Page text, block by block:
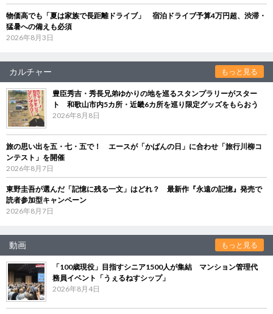
物価高でも「夏は家族で長距離ドライブ」 宿泊ドライブ予算4万円超、渋滞・
猛暑への備えも必須
2026年8月3日
カルチャー もっと見る
豊臣秀吉・秀長兄弟ゆかりの地を巡るスタンプラリーがスター
ト 和歌山市内5カ所・近畿6カ所を巡り限定グッズをもらおう
2026年8月8日
旅の思い出を五・七・五で！ エースが「かばんの日」に合わせ「旅行川柳コ
ンテスト」を開催
2026年8月7日
東野圭吾が選んだ「記憶に残る一文」はどれ？ 最新作『永遠の記憶』発売で
読者参加型キャンペーン
2026年8月7日
動画 もっと見る
「100歳現役」目指すシニア1500人が集結 マンション管理代
務員イベント「うぇるねすシップ」
2026年8月4日